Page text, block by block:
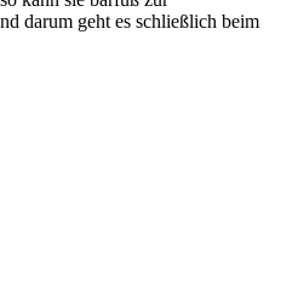
darum geht es schließlich beim